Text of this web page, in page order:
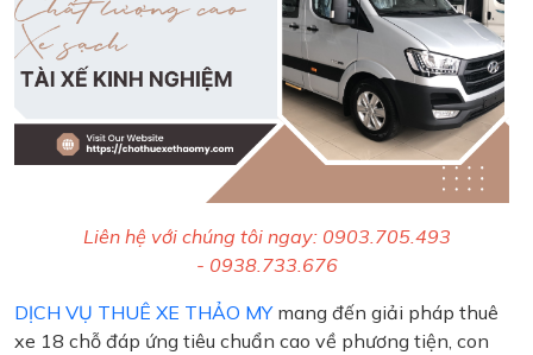
Liên hệ với chúng tôi ngay: 0903.705.493
- 0938.733.676
DỊCH VỤ THUÊ XE THẢO MYmang đến giải pháp thuê
xe 18 chỗ đáp ứng tiêu chuẩn cao về phương tiện, con